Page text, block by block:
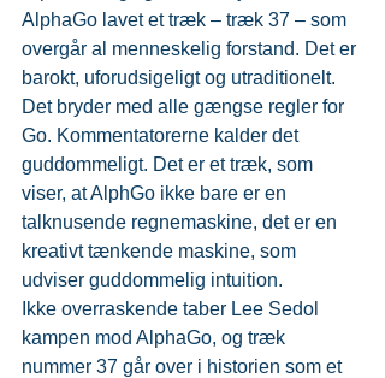
AlphaGo lavet et træk – træk 37 – som
overgår al menneskelig forstand. Det er
barokt, uforudsigeligt og utraditionelt.
Det bryder med alle gængse regler for
Go. Kommentatorerne kalder det
guddommeligt. Det er et træk, som
viser, at AlphGo ikke bare er en
talknusende regnemaskine, det er en
kreativt tænkende maskine, som
udviser guddommelig intuition.
Ikke overraskende taber Lee Sedol
kampen mod AlphaGo, og træk
nummer 37 går over i historien som et